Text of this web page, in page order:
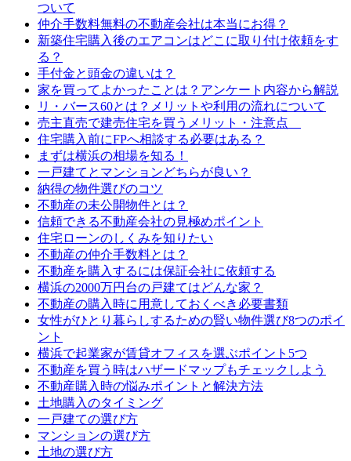
ついて
仲介手数料無料の不動産会社は本当にお得？
新築住宅購入後のエアコンはどこに取り付け依頼をす
る？
手付金と頭金の違いは？
家を買ってよかったことは？アンケート内容から解説
リ・バース60とは？メリットや利用の流れについて
売主直売で建売住宅を買うメリット・注意点
住宅購入前にFPへ相談する必要はある？
まずは横浜の相場を知る！
一戸建てとマンションどちらが良い？
納得の物件選びのコツ
不動産の未公開物件とは？
信頼できる不動産会社の見極めポイント
住宅ローンのしくみを知りたい
不動産の仲介手数料とは？
不動産を購入するには保証会社に依頼する
横浜の2000万円台の戸建てはどんな家？
不動産の購入時に用意しておくべき必要書類
女性がひとり暮らしするための賢い物件選び8つのポイ
ント
横浜で起業家が賃貸オフィスを選ぶポイント5つ
不動産を買う時はハザードマップもチェックしよう
不動産購入時の悩みポイントと解決方法
土地購入のタイミング
一戸建ての選び方
マンションの選び方
土地の選び方